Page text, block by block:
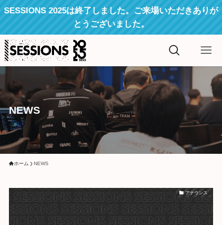
SESSIONS 2025は終了しました。ご来場いただきありが
とうございました。
NEWS
ホーム NEWS
アナウンス